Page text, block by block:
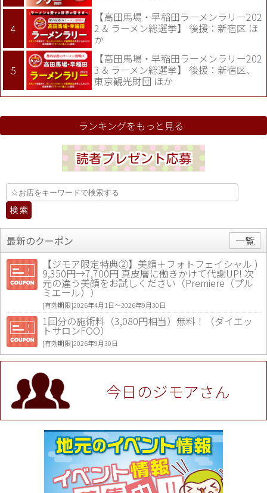
【高田馬場・早稲田ラーメンラリー202
2 & ラーメン総選挙】 後援：新宿区 ほ
か
【高田馬場・早稲田ラーメンラリー202
3 & ラーメン総選挙】 後援：新宿区、
東京観光財団 ほか
ランキングをもっと見る
最新のクーポン
一覧
【ジモア限定特典②】美顔＋フォトフェイシャル )
9,350円→7,700円 真皮層に働きかけて代謝UP! 次
元の違う美顔をお試しください（Premiere（プル
ミエール））
[有効期限]2026年4月1日〜2026年9月30日
1回分の施術料（3,080円相当）無料！（ダイエッ
トサロンFOO）
[有効期限]2026年9月30日
値段提示後「ジモア見た」で更に買い取り金額 U
P！※チケットと新品商品は除く（大黒屋 高田馬場
駅前店）
[有効期限]2026年9月30日
★ジモア限定特典★ お会計より全品5％OFF（ナチ
ュラル＆ハンドメイドショップ［マキマキ］）
[有効期限]2026年9月30日まで
【ジモア限定①】初回割引 特価 VIO脱毛11,000円
⇒8,800円（メンズ専門ワックス脱毛サロン Mickle
（ミックル））
[有効期限]2026年9月30日
今日のジモアさん